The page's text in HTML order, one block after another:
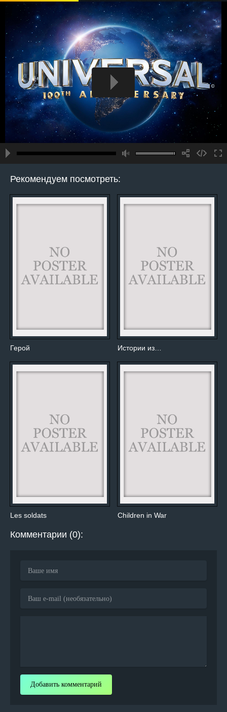
Рекомендуем посмотреть:
Герой Истории из…
Les soldats Children in War
Комментарии (0):
Добавить комментарий